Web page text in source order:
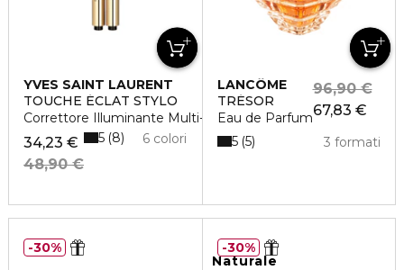
YVES SAINT LAURENT
TOUCHE ÉCLAT STYLO
Correttore Illuminante Multi-Uso
34,23 €
48,90 €
6 colori
5 8
LANCÔME
TRÉSOR
Eau de Parfum67,83 €
96,90 €
3 formati
5 5
30%
Naturale
30%